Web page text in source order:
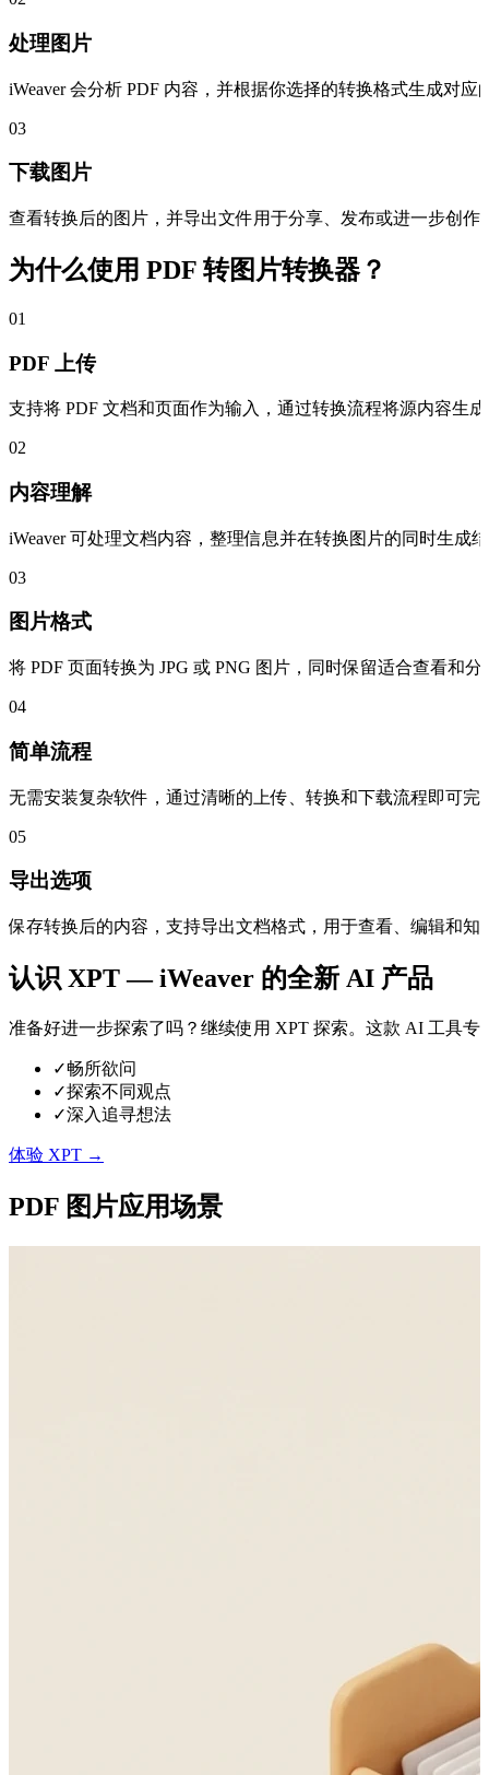
处理图片
iWeaver 会分析 PDF 内容，并根据你选择的转换格式生成对应
03
下载图片
查看转换后的图片，并导出文件用于分享、发布或进一步创作
为什么使用 PDF 转图片转换器？
01
PDF 上传
支持将 PDF 文档和页面作为输入，通过转换流程将源内容生
02
内容理解
iWeaver 可处理文档内容，整理信息并在转换图片的同时生成
03
图片格式
将 PDF 页面转换为 JPG 或 PNG 图片，同时保留适合查看和
04
简单流程
无需安装复杂软件，通过清晰的上传、转换和下载流程即可完
05
导出选项
保存转换后的内容，支持导出文档格式，用于查看、编辑和知
认识 XPT — iWeaver 的全新 AI 产品
准备好进一步探索了吗？继续使用 XPT 探索。这款 AI 工具
✓畅所欲问
✓探索不同观点
✓深入追寻想法
体验 XPT →
PDF 图片应用场景